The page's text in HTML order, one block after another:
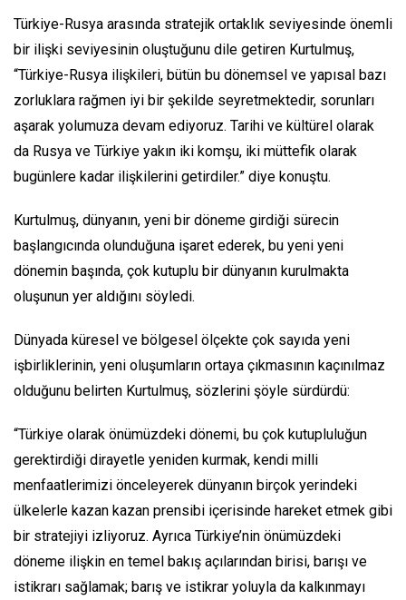
Türkiye-Rusya arasında stratejik ortaklık seviyesinde önemli
bir ilişki seviyesinin oluştuğunu dile getiren Kurtulmuş,
“Türkiye-Rusya ilişkileri, bütün bu dönemsel ve yapısal bazı
zorluklara rağmen iyi bir şekilde seyretmektedir, sorunları
aşarak yolumuza devam ediyoruz. Tarihi ve kültürel olarak
da Rusya ve Türkiye yakın iki komşu, iki müttefik olarak
bugünlere kadar ilişkilerini getirdiler.” diye konuştu.
Kurtulmuş, dünyanın, yeni bir döneme girdiği sürecin
başlangıcında olunduğuna işaret ederek, bu yeni yeni
dönemin başında, çok kutuplu bir dünyanın kurulmakta
oluşunun yer aldığını söyledi.
Dünyada küresel ve bölgesel ölçekte çok sayıda yeni
işbirliklerinin, yeni oluşumların ortaya çıkmasının kaçınılmaz
olduğunu belirten Kurtulmuş, sözlerini şöyle sürdürdü:
“Türkiye olarak önümüzdeki dönemi, bu çok kutupluluğun
gerektirdiği dirayetle yeniden kurmak, kendi milli
menfaatlerimizi önceleyerek dünyanın birçok yerindeki
ülkelerle kazan kazan prensibi içerisinde hareket etmek gibi
bir stratejiyi izliyoruz. Ayrıca Türkiye’nin önümüzdeki
döneme ilişkin en temel bakış açılarından birisi, barışı ve
istikrarı sağlamak; barış ve istikrar yoluyla da kalkınmayı